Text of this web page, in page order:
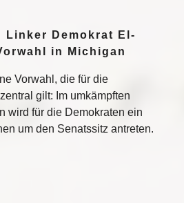
Linker Demokrat El-
in Michigan
Vorwahl, die für die
gilt: Im umkämpften
wird für die Demokraten ein
um den Senatssitz antreten.